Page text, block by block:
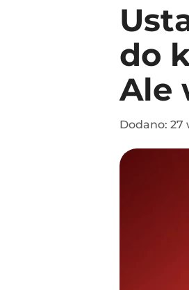
do
Ale
Dodano: 27